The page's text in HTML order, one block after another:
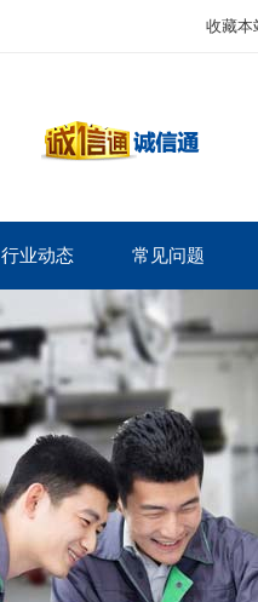
收藏本
行业动态 常见问题